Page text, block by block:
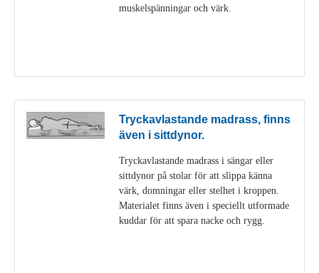
muskelspänningar och värk.
Tryckavlastande madrass, finns
även i sittdynor.
Tryckavlastande madrass i sängar eller
sittdynor på stolar för att slippa känna
värk, domningar eller stelhet i kroppen.
Materialet finns även i speciellt utformade
kuddar för att spara nacke och rygg.